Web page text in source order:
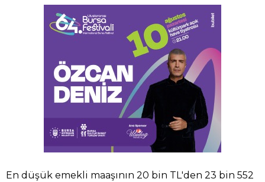
En düşük emekli maaşının 20 bin TL'den 23 bin 552